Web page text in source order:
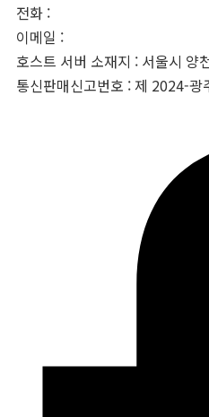
전화 :
이메일 :
호스트 서버 소재지 : 서울시
통신판매신고번호 : 제 2024-